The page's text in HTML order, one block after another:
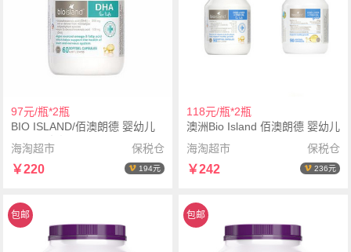
97元/瓶*2瓶
BIO ISLAND/佰澳朗德 婴幼儿
DHA软胶囊 60粒*2瓶
海淘超市 保税仓
￥220 194元
118元/瓶*2瓶
澳洲Bio Island 佰澳朗德 婴幼儿
鳕鱼肝油 90粒*2瓶
海淘超市 保税仓
￥242 236元
包邮 包邮